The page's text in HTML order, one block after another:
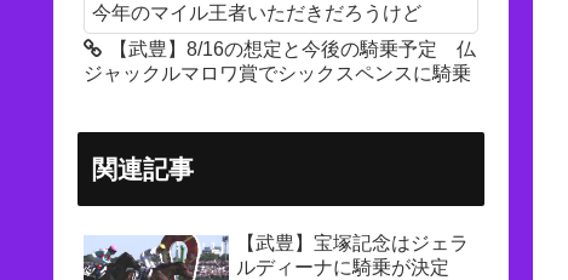
今年のマイル王者いただきだろうけど
【武豊】8/16の想定と今後の騎乗予定 仏
ジャックルマロワ賞でシックスペンスに騎乗
関連記事
【武豊】宝塚記念はジェラ
ルディーナに騎乗が決定